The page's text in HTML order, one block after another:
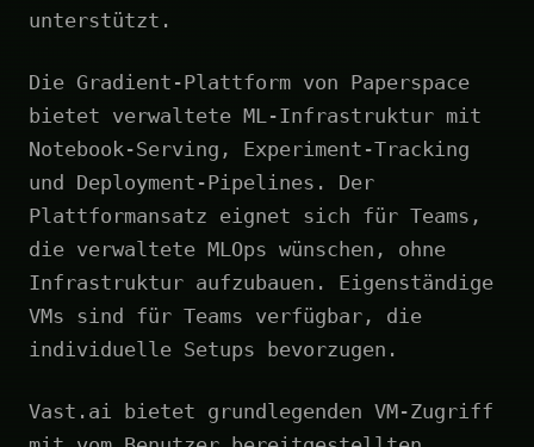
unterstützt.
Die Gradient-Plattform von Paperspace
bietet verwaltete ML-Infrastruktur mit
Notebook-Serving, Experiment-Tracking
und Deployment-Pipelines. Der
Plattformansatz eignet sich für Teams,
die verwaltete MLOps wünschen, ohne
Infrastruktur aufzubauen. Eigenständige
VMs sind für Teams verfügbar, die
individuelle Setups bevorzugen.
Vast.ai bietet grundlegenden VM-Zugriff